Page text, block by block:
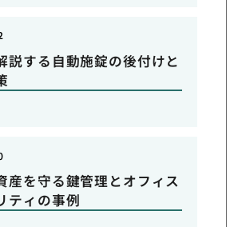
説する自動施錠の後付けと
産を守る鍵管理とオフィス
ティの事例